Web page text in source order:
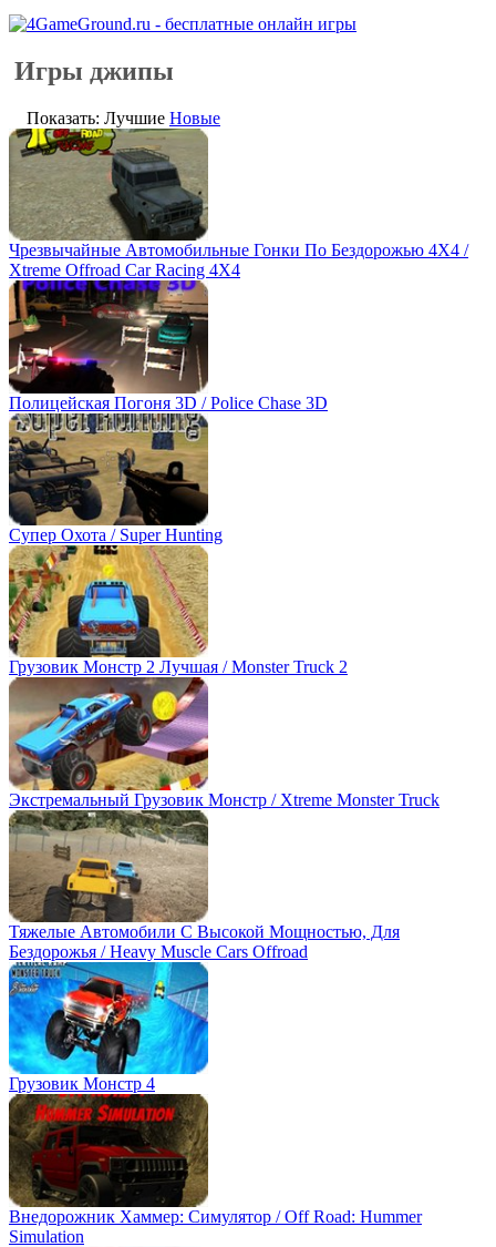
Игры джипы
Показать: Лучшие Новые
Чрезвычайные Автомобильные Гонки По Бездорожью 4Х4 /
Xtreme Offroad Car Racing 4X4
Полицейская Погоня 3D / Police Chase 3D
Супер Охота / Super Hunting
Грузовик Монстр 2 Лучшая / Monster Truck 2
Экстремальный Грузовик Монстр / Xtreme Monster Truck
Тяжелые Автомобили С Высокой Мощностью, Для
Бездорожья / Heavy Muscle Cars Offroad
Грузовик Монстр 4
Внедорожник Хаммер: Симулятор / Off Road: Hummer
Simulation